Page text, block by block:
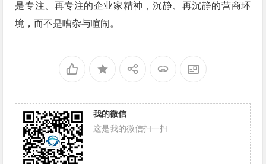
是专注、再专注的企业家精神，沉静、再沉静的营商环
境，而不是嘈杂与喧闹。
我的微信
这是我的微信扫一扫